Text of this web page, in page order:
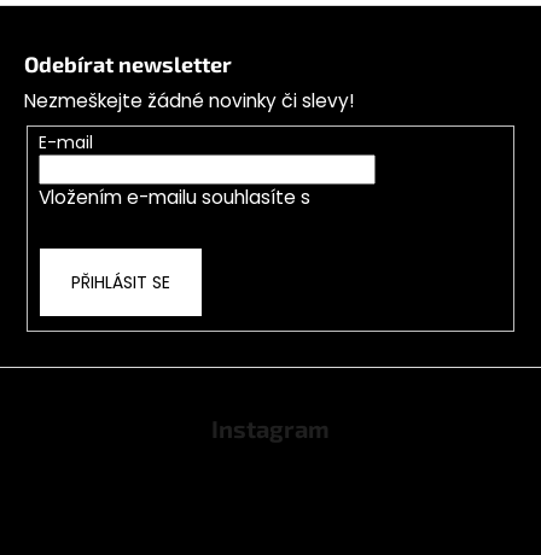
Odebírat newsletter
Nezmeškejte žádné novinky či slevy!
E-mail
Vložením e-mailu souhlasíte s
PŘIHLÁSIT SE
Instagram